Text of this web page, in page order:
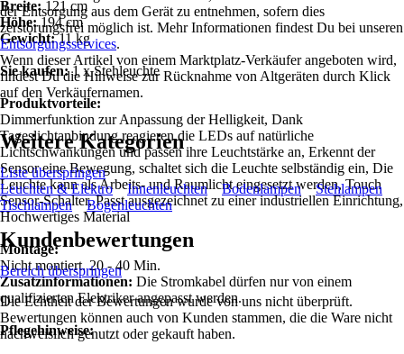
Breite:121 cm
Höhe:194 cm
Gewicht:11 kg
Sie kaufen:1 x Stehleuchte
Produktvorteile:
Dimmerfunktion zur Anpassung der Helligkeit, Dank
Tageslichtanbindung reagieren die LEDs auf natürliche
Lichtschwankungen und passen ihre Leuchtstärke an, Erkennt der
Sensor eine Bewegung, schaltet sich die Leuchte selbständig ein, Die
Leuchte kann als Arbeits- und Raumlicht eingesetzt werden, Touch
Sensor-Schalter, Passt ausgezeichnet zu einer industriellen Einrichtung,
Hochwertiges Material
Montage:
Nicht montiert. 20 - 40 Min.
Zusatzinformationen: Die Stromkabel dürfen nur von einem
qualifizierten Elektriker angepasst werden.
Pflegehinweise:
der Entsorgung aus dem Gerät zu entnehmen, sofern dies
zerstörungsfrei möglich ist. Mehr Informationen findest Du bei unseren
Entsorgungsservices.
Wenn dieser Artikel von einem Marktplatz-Verkäufer angeboten wird,
findest Du die Hinweise zur Rücknahme von Altgeräten durch Klick
auf den Verkäufernamen.
Weitere Kategorien
Liste überspringen
Leuchten & Elektro
Innenleuchten Bodenlampen
Stehlampen
Tischlampen
Bogenleuchten
Kundenbewertungen
Bereich überspringen
Die Echtheit der Bewertungen wurde von uns nicht überprüft.
Bewertungen können auch von Kunden stammen, die die Ware nicht
nachweislich genutzt oder gekauft haben.